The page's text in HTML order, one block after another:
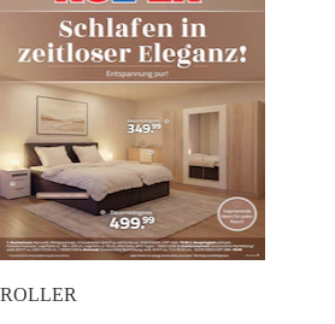
ROLLER